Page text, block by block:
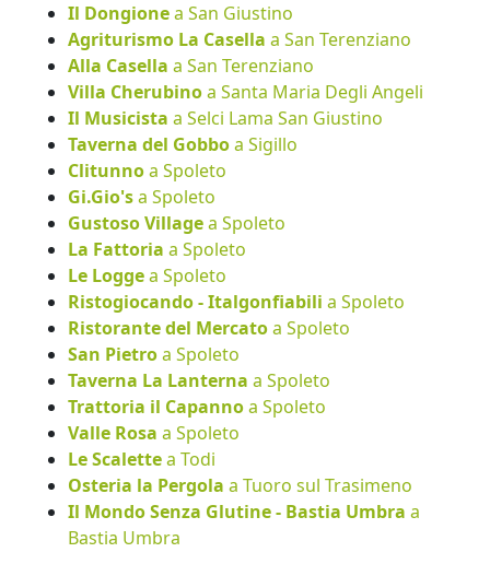
Il Dongionea San Giustino
Agriturismo La Casella a San Terenziano
Alla Casella a San Terenziano
Villa Cherubinoa Santa Maria Degli Angeli
Il Musicista a Selci Lama San Giustino
Taverna del Gobboa Sigillo
Clitunnoa Spoleto
Gi.Gio'sa Spoleto
Gustoso Villagea Spoleto
La Fattoria a Spoleto
Le Loggea Spoleto
Ristogiocando - Italgonfiabili a Spoleto
Ristorante del Mercatoa Spoleto
San Pietroa Spoleto
Taverna La Lanterna a Spoleto
Trattoria il Capannoa Spoleto
Valle Rosa a Spoleto
Le Scalettea Todi
Osteria la Pergola a Tuoro sul Trasimeno
Il Mondo Senza Glutine - Bastia Umbra a
Bastia Umbra